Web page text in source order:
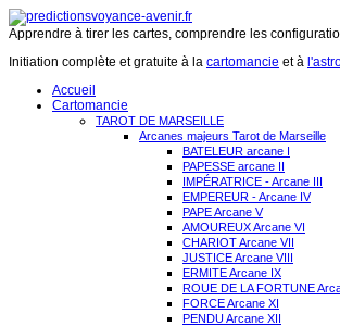
Apprendre à tirer les cartes, comprendre les
Initiation complète et gratuite à la cartomancie et à
Accueil
Cartomancie
TAROT DE MARSEILLE
Arcanes majeurs Tarot de Marseille
BATELEUR arcane I
PAPESSE arcane II
IMPÉRATRICE - Arcane III
EMPEREUR - Arcane IV
PAPE Arcane V
AMOUREUX Arcane VI
CHARIOT Arcane VII
JUSTICE Arcane VIII
ERMITE Arcane IX
ROUE DE LA FORTUNE
FORCE Arcane XI
PENDU Arcane XII